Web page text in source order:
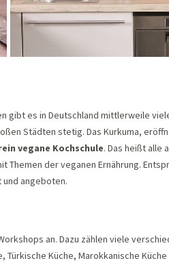
gibt es in Deutschland mittlerweile
Städten stetig. Das Kurkuma,
vegane Kochschule. Das heißt alle
Themen der veganen Ernährung.
angeboten.
an. Dazu zählen viele
Türkische Küche, Marokkanische